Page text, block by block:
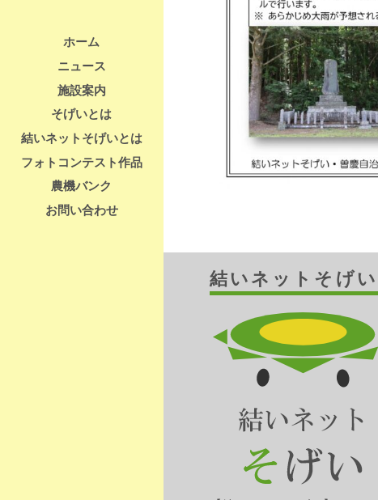
ホーム
ニュース
施設案内
そげいとは
結いネットそげいとは
フォトコンテスト作品
農機バンク
お問い合わせ
結いネットそげい